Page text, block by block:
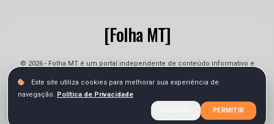
[Folha MT]
© 2026 - Folha MT é um portal independente de conteúdo informativo e
jornalístico. As informações podem sofrer alterações.
Privacidade
Este site utiliza cookies para melhorar sua experiência de
navegação. Política de Privacidade
PERMITIR